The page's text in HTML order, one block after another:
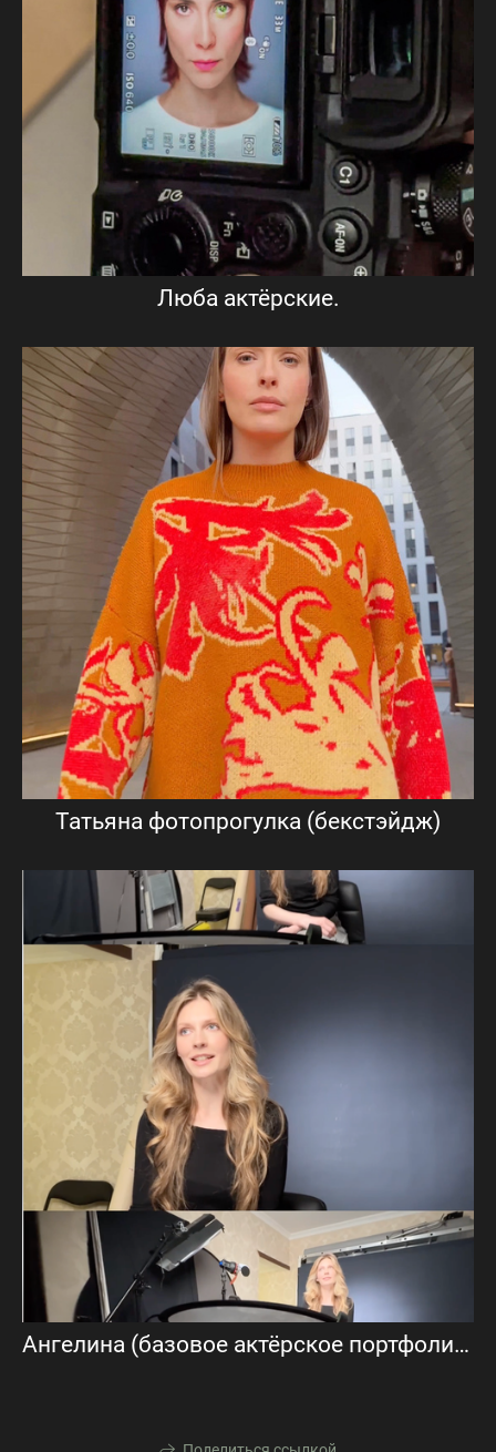
Люба актёрские.
Татьяна фотопрогулка (бекстэйдж)
Ангелина (базовое актёрское портфолио)